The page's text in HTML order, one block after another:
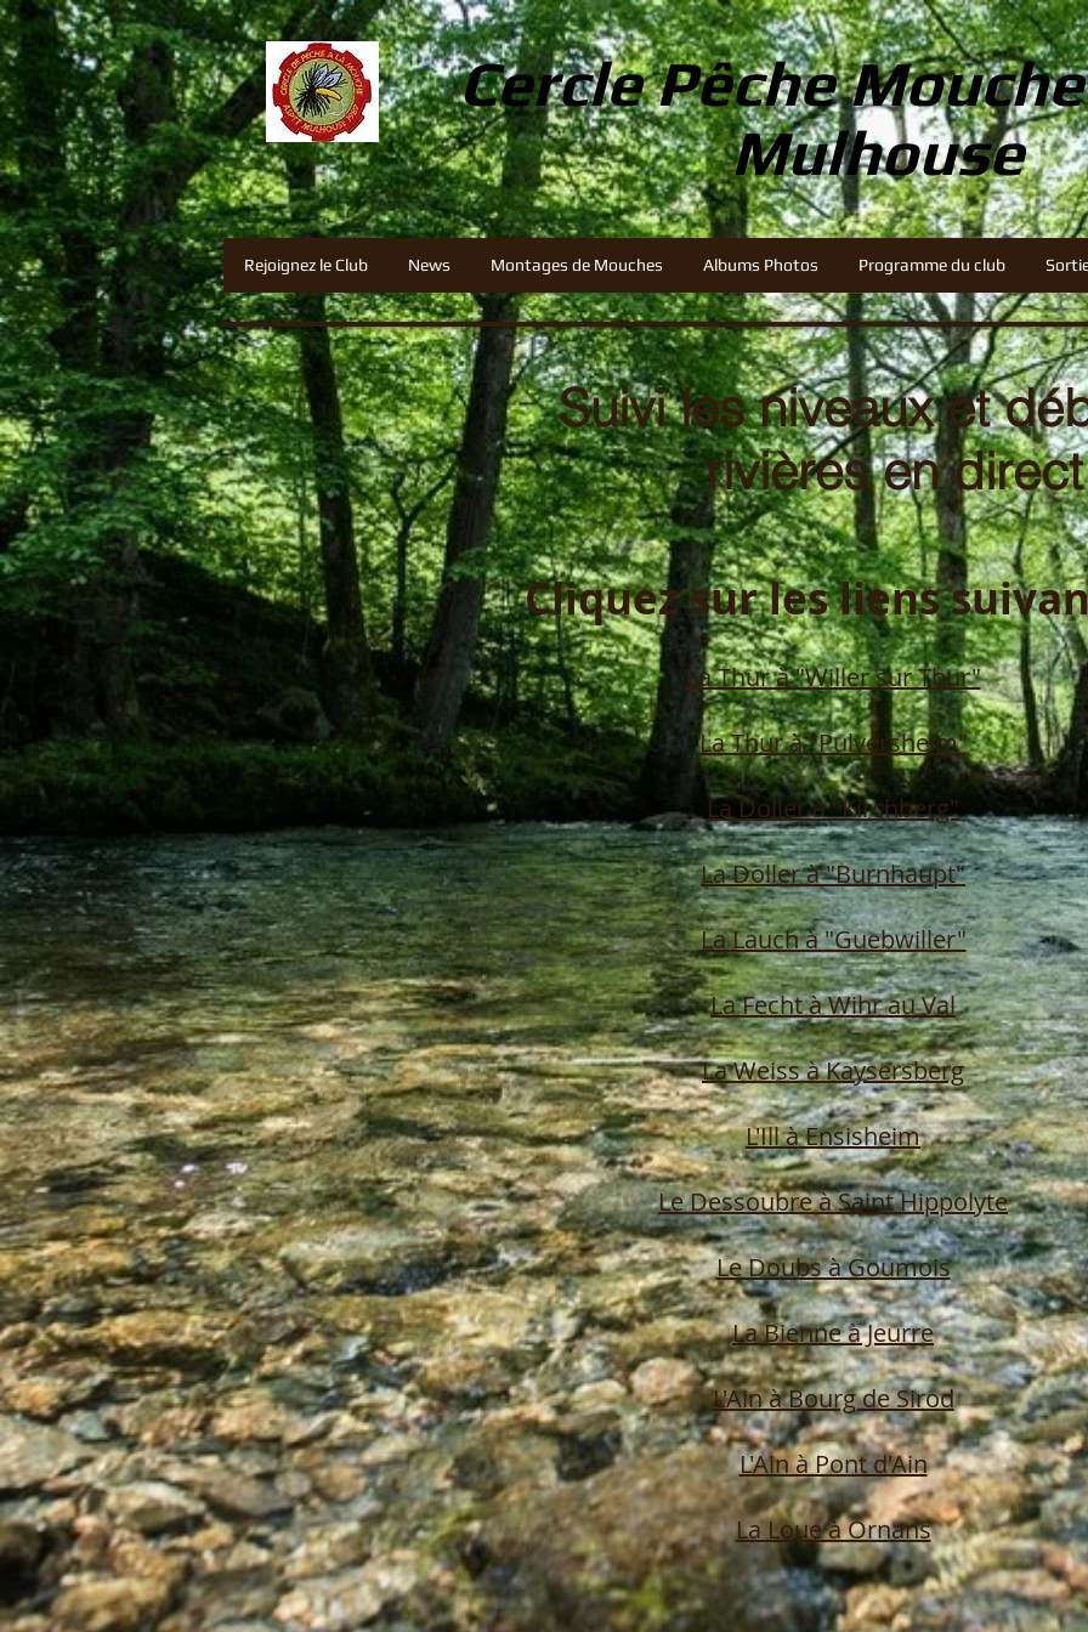
Cercle Pêche
Mulhouse
Rejoignez le Club News Montages de Mouches Albums Photos Programme du club
Suivi les niveaux et
rivières en
Cliquez sur les liens
La Thur à "Willer sur Thur"
La Thur à "Pulversheim"
La Doller à "Kirchberg"
La Doller à "Burnhaupt"
La Lauch à "Guebwiller"
La Fecht à Wihr au Val
La Weiss à Kaysersberg
L'Ill à Ensisheim
Le Dessoubre à Saint Hippolyte
Le Doubs à Goumois
La Bienne à Jeurre
L'Ain à Bourg de Sirod
L'Ain à Pont d'Ain
La Loue à Ornans